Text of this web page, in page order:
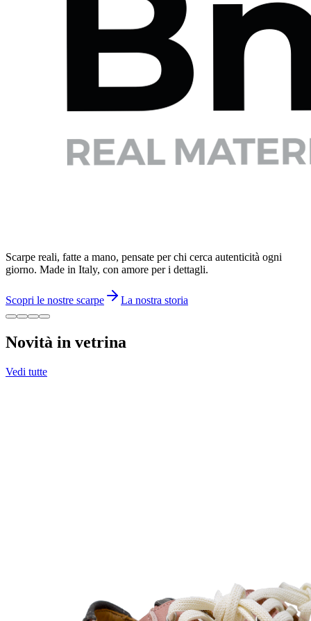
Scarpe reali, fatte a mano, pensate per chi cerca autenticità ogni
giorno. Made in Italy, con amore per i dettagli.
Scopri le nostre scarpe La nostra storia
Novità in vetrina
Vedi tutte